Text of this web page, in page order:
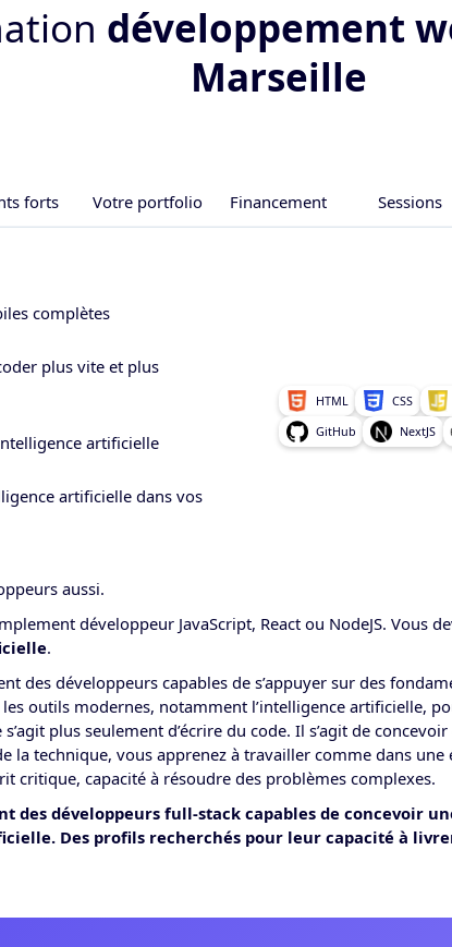
développement
Marseille
forts Votre portfolio Financement Sessions
complètes
plus vite et plus
artificielle
artificielle dans vos
HTML CSS
GitHub NextJS
aussi.
développeur JavaScript, React ou NodeJS. Vous
.
des développeurs capables de s’appuyer sur des
outils modernes, notamment l’intelligence artificielle,
plus seulement d’écrire du code.Il s’agit de
la technique, vous apprenez à travailler comme dans
critique, capacité à résoudre des problèmes complexes.
des développeurs full-stack capables de concevoir
Des profils recherchés pour leur capacité à